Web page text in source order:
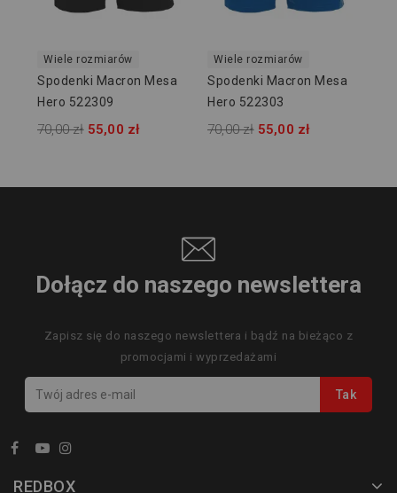
Wiele rozmiarów
Spodenki Macron Mesa
Hero 522309
70,00 zł 55,00 zł
Wiele rozmiarów
Spodenki Macron Mesa
Hero 522303
70,00 zł 55,00 zł
Dołącz do naszego newslettera
Zapisz się do naszego newslettera i bądź na bieżąco z
promocjami i wyprzedażami
REDBOX